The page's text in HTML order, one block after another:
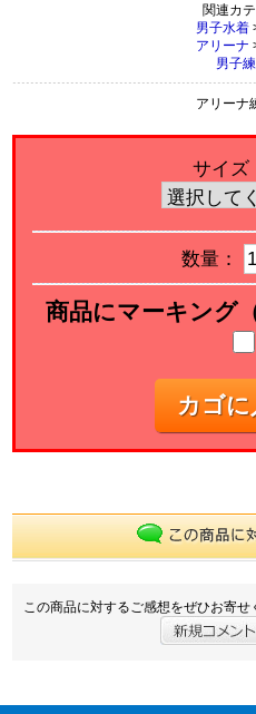
関連カ
男子水着
アリーナ
男子
アリーナ
サイ
数量：
商品にマーキング
カゴに
この商品に対するご感想をぜひお寄せ